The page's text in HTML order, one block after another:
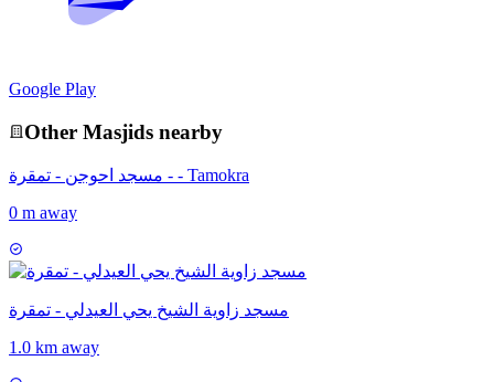
Google Play
Other Masjids nearby
مسجد احوجن - تمقرة - - Tamokra
0 m away
مسجد زاوية الشيخ يحي العيدلي - تمقرة
1.0 km away